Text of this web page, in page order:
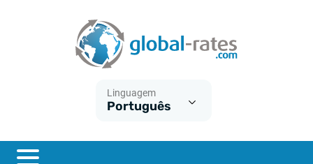
Linguagem
Português
ESTER
O que é a inflação do IPC?
O que é a inflação do IHPC?
Inflação Estados Unidos
Taxas Euribor históricas
Taxas ESTER históricas
Taxas SONIA históricas
Calculadora de inflação